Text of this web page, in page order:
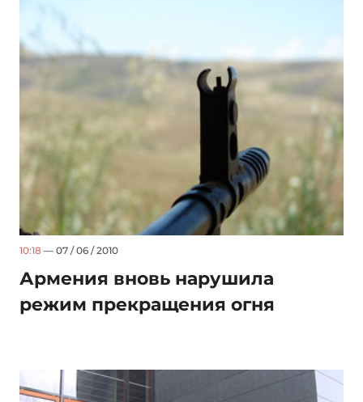
10:18 — 07 / 06 / 2010
Армения вновь нарушила
режим прекращения огня